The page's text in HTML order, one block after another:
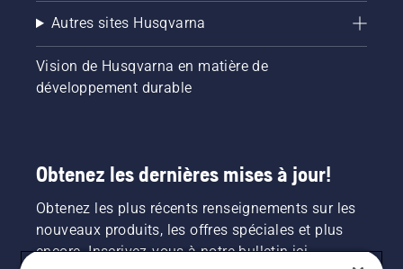
Autres sites Husqvarna
Vision de Husqvarna en matière de
développement durable
Obtenez les dernières mises à jour!
Obtenez les plus récents renseignements sur les
nouveaux produits, les offres spéciales et plus
encore. Inscrivez-vous à notre bulletin ici.